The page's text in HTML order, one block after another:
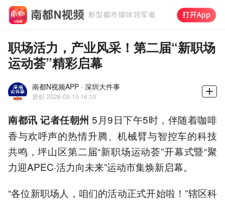
职场活力，产业风采！第二届“新职场
运动荟”精彩启幕
南都N视频APP · 深圳大件事
原创 2026-05-10 16:10
南都讯 记者任朝州 5月9日下午5时，伴随着咖啡
香与欢呼声的热情升腾、机械臂与智控车的科技
共鸣，坪山区第二届“新职场运动荟”开幕式暨“聚
力迎APEC·活力向未来”运动市集焕新启幕。
“各位新职场人，咱们的活动正式开始啦！”辖区科